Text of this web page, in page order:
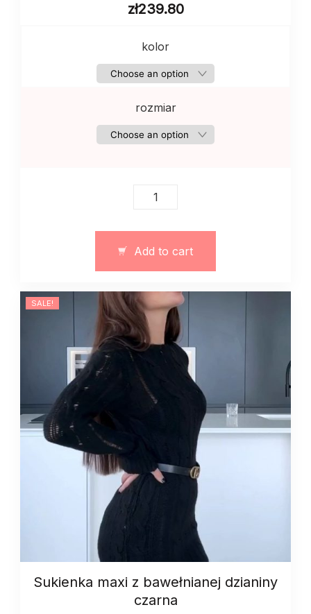
zł239.80
kolor
rozmiar
Damski
oversize
czarny
quantity
Add to cart
SALE!
Sukienka maxi z bawełnianej dzianiny
czarna